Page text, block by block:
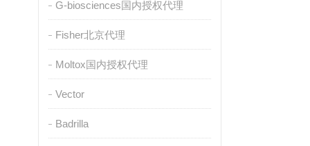
G-biosciences国内授权代理
Fisher北京代理
Moltox国内授权代理
Vector
Badrilla